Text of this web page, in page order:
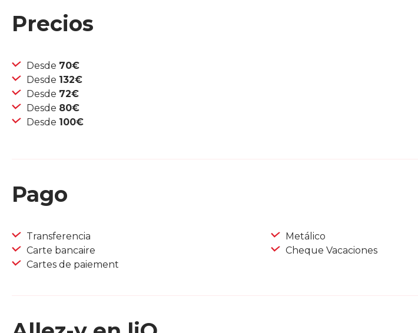
Precios
Desde 70€
Desde 132€
Desde 72€
Desde 80€
Desde 100€
Pago
Transferencia
Carte bancaire
Cartes de paiement
Metálico
Cheque Vacaciones